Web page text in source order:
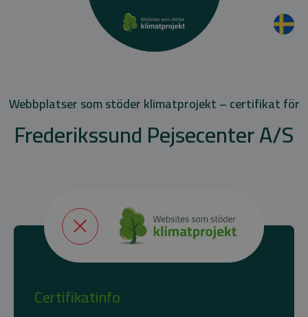
Webbplatser som stöder klimatprojekt – certifikat för
Frederikssund Pejsecenter A/S
Certifikatinfo